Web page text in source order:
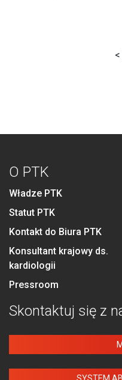
O PTK
Władze PTK
Statut PTK
Kontakt do Biura PTK
Konsultant krajowy ds.
kardiologii
Pressroom
Skontaktuj się z